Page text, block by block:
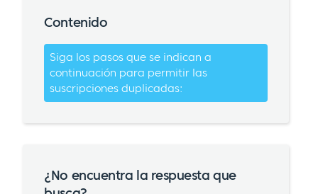
Contenido
Siga los pasos que se indican a
continuación para permitir las
suscripciones duplicadas:
¿No encuentra la respuesta que